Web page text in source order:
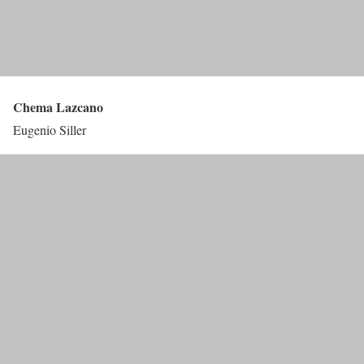
Chema Lazcano
Eugenio Siller